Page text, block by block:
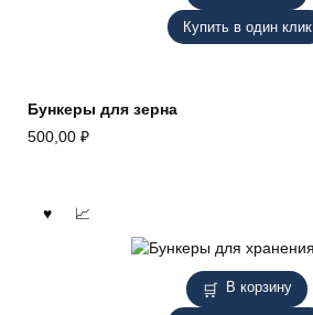
Купить в один клик
Бункеры для зерна
500,00 ₽
В корзину